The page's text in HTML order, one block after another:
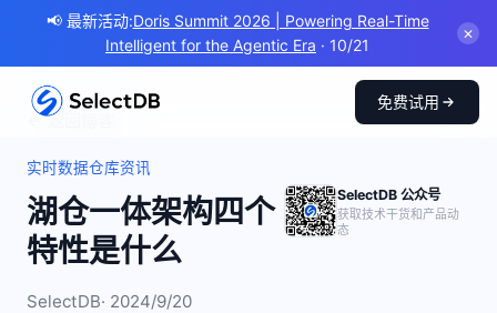
📢 最新活动:Doris Summit 2026 | Powering Real-Time
Intelligent for the Agentic Era · 10/21
✕
免费试用
← 返回博客
实时数据仓库资讯
湖仓一体架构四个
特性是什么
SelectDB· 2024/9/20
SelectDB 公众号
获取技术干货和产品动
态